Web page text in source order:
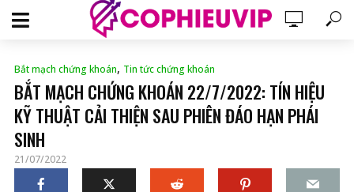
Bắt mạch chứng khoán, Tin tức chứng khoán
BẮT MẠCH CHỨNG KHOÁN 22/7/2022: TÍN HIỆU
KỸ THUẬT CẢI THIỆN SAU PHIÊN ĐÁO HẠN PHÁI
SINH
21/07/2022